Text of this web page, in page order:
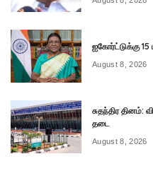
ஐகோர்ட்டுக்கு 15
August 8, 2026
சுதந்திர தினம்:
தடை
August 8, 2026